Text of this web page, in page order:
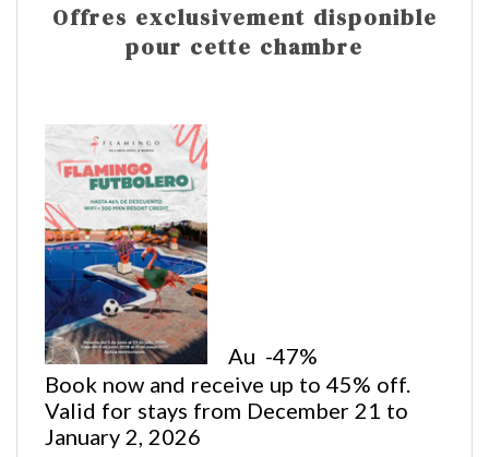
Offres exclusivement disponible
pour cette chambre
Au -47%
Book now and receive up to 45% off.
Valid for stays from December 21 to
January 2, 2026